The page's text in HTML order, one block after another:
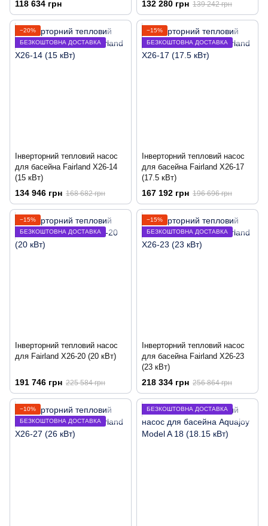
118 634 грн 132 280 грн 139 242 грн
−20%
БЕЗКОШТОВНА ДОСТАВКА
Інверторний тепловий насос
для басейна Fairland X26-14
(15 кВт)
134 946 грн 168 682 грн
−15%
БЕЗКОШТОВНА ДОСТАВКА
Інверторний тепловий насос
для басейна Fairland X26-17
(17.5 кВт)
167 192 грн 196 696 грн
−15%
БЕЗКОШТОВНА ДОСТАВКА
Інверторний тепловий насос
для Fairland X26-20 (20 кВт)
191 746 грн 225 584 грн
−15%
БЕЗКОШТОВНА ДОСТАВКА
Інверторний тепловий насос
для басейна Fairland X26-23
(23 кВт)
218 334 грн 256 864 грн
−10%
БЕЗКОШТОВНА ДОСТАВКА
БЕЗКОШТОВНА ДОСТАВКА